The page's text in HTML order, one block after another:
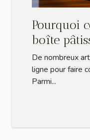
Pourquoi
boîte
De nombreux
ligne pour faire
Parmi...